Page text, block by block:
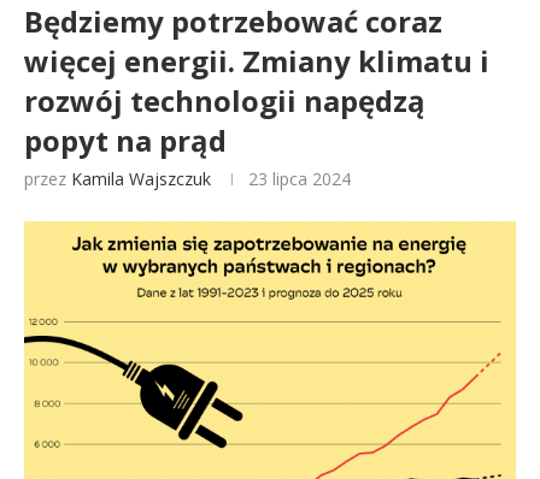
Będziemy potrzebować coraz
więcej energii. Zmiany klimatu i
rozwój technologii napędzą
popyt na prąd
przez Kamila Wajszczuk 23 lipca 2024